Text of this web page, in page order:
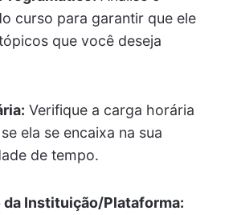
curso para garantir que ele
que você deseja
Verifique a carga horária
ela se encaixa na sua
de tempo.
da Instituição/Plataforma: